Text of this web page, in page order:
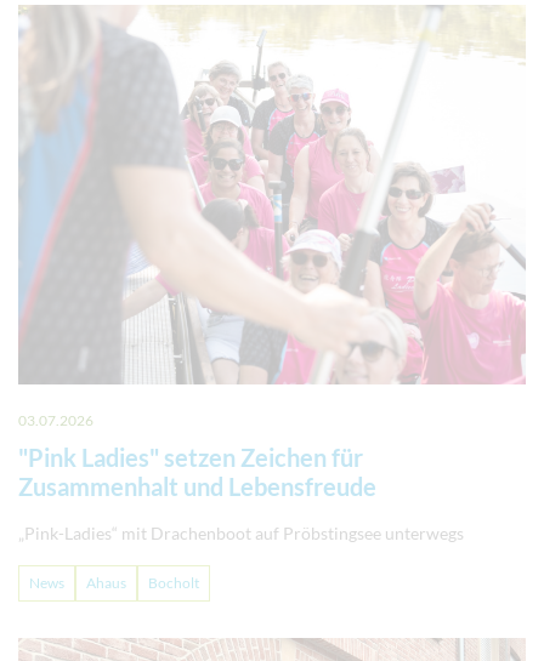
03.07.2026
"Pink Ladies" setzen Zeichen für
Zusammenhalt und Lebensfreude
„Pink-Ladies“ mit Drachenboot auf Pröbstingsee unterwegs
News Ahaus Bocholt